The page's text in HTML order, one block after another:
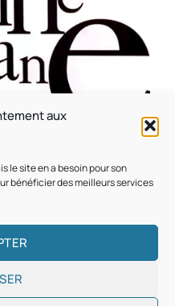
aux
le site en a besoin pour son
bénéficier des meilleurs services